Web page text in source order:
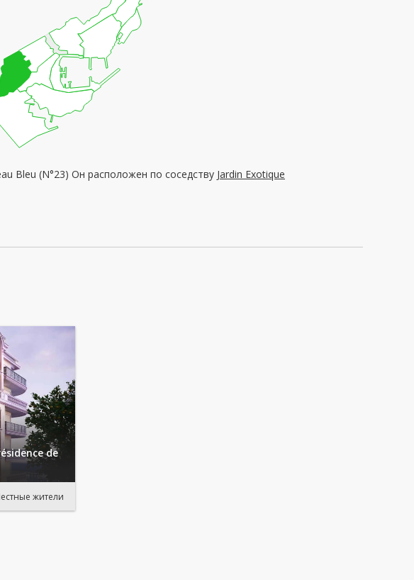
Bleu (N°23) Он расположен по соседству Jardin Exotique
de
жители